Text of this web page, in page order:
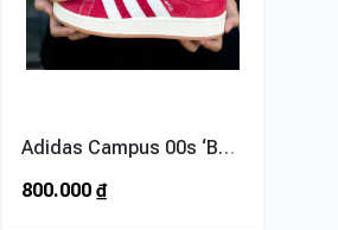
Adidas Campus 00s ‘Better Scarlet’
800.000 ₫